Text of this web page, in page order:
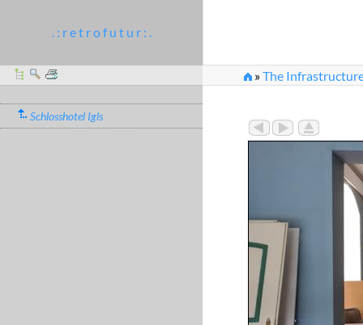
. : r e t r o f u t u r : .
»The
Schlosshotel Igls